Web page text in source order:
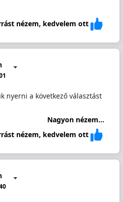
nézem, kedvelem ott
nyerni a következő választást
Nagyon nézem...
nézem, kedvelem ott